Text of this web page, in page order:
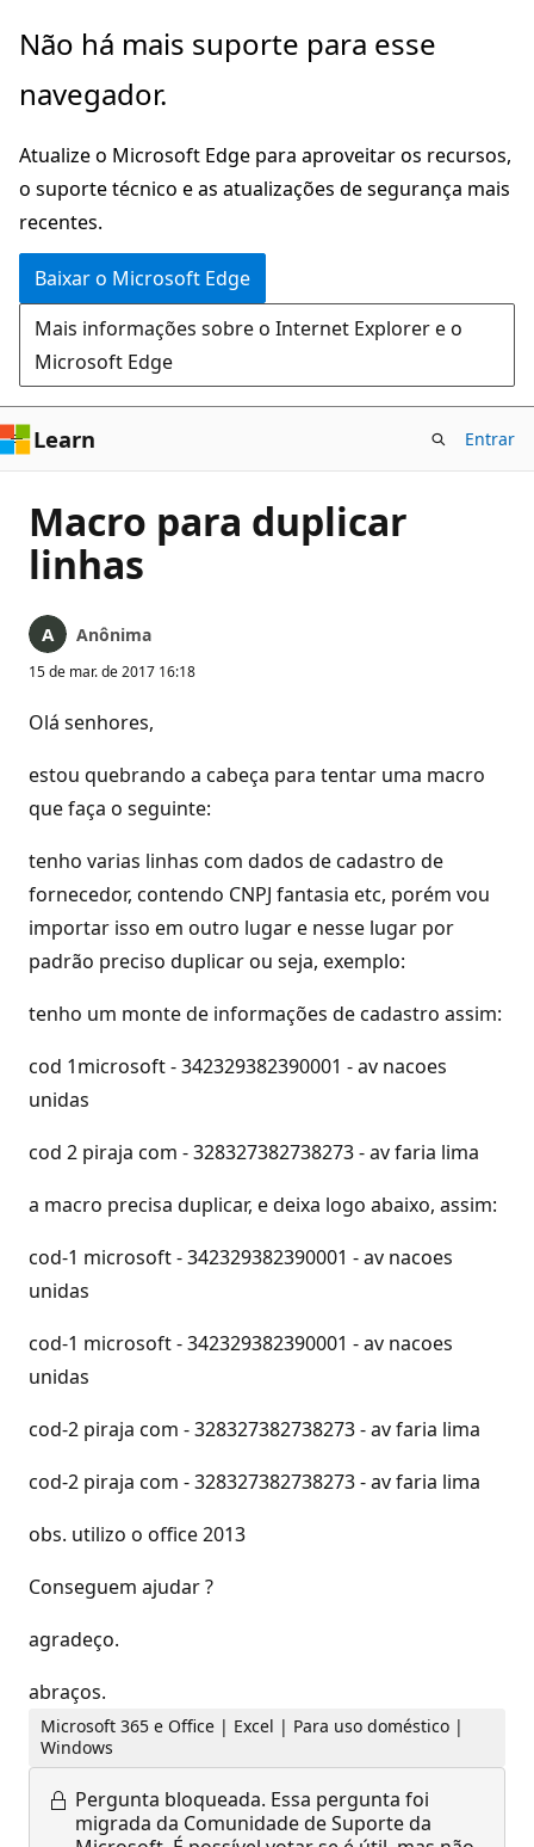
Pular
o
principal
Não há mais suporte para esse
navegador.
Atualize o Microsoft Edge para aproveitar os recursos,
o suporte técnico e as atualizações de segurança mais
recentes.
Baixar o Microsoft Edge
Mais informações sobre o Internet Explorer e o
Microsoft Edge
Learn Entrar
Macro para duplicar
linhas
Anônima
15 de mar. de 2017 16:18
Olá senhores,
estou quebrando a cabeça para tentar uma macro
que faça o seguinte:
tenho varias linhas com dados de cadastro de
fornecedor, contendo CNPJ fantasia etc, porém vou
importar isso em outro lugar e nesse lugar por
padrão preciso duplicar ou seja, exemplo:
tenho um monte de informações de cadastro assim:
cod 1microsoft - 342329382390001 - av nacoes
unidas
cod 2 piraja com - 328327382738273 - av faria lima
a macro precisa duplicar, e deixa logo abaixo, assim:
cod-1 microsoft - 342329382390001 - av nacoes
unidas
cod-1 microsoft - 342329382390001 - av nacoes
unidas
cod-2 piraja com - 328327382738273 - av faria lima
cod-2 piraja com - 328327382738273 - av faria lima
obs. utilizo o office 2013
Conseguem ajudar ?
agradeço.
abraços.
Microsoft 365 e Office | Excel | Para uso doméstico |
Windows
Pergunta bloqueada. Essa pergunta foi
migrada da Comunidade de Suporte da